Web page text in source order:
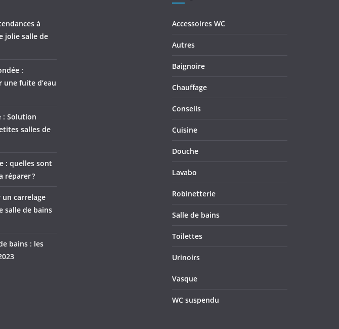
à
jolie salle de
:
fuite d’eau
: Solution
salles de
: quelles sont
réparer ?
carrelage
salle de bains
bains : les
Accessoires WC
Autres
Baignoire
Chauffage
Conseils
Cuisine
Douche
Lavabo
Robinetterie
Salle de bains
Toilettes
Urinoirs
Vasque
WC suspendu